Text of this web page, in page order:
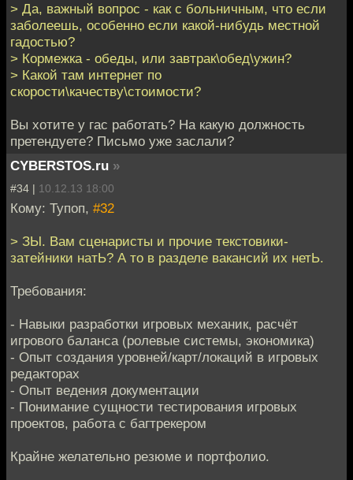
> Да, важный вопрос - как с больничным, что если
заболеешь, особенно если какой-нибудь местной
гадостью?
> Кормежка - обеды, или завтрак\обед\ужин?
> Какой там интернет по
скорости\качеству\стоимости?
Вы хотите у гас работать? На какую должность
претендуете? Письмо уже заслали?
CYBERSTOS.ru »
#34 | 10.12.13 18:00
Кому: Тупоп, #32
> ЗЫ. Вам сценаристы и прочие текстовики-
затейники натЬ? А то в разделе вакансий их нетЬ.
Требования:
- Навыки разработки игровых механик, расчёт
игрового баланса (ролевые системы, экономика)
- Опыт создания уровней/карт/локаций в игровых
редакторах
- Опыт ведения документации
- Понимание сущности тестирования игровых
проектов, работа с багтрекером
Крайне желательно резюме и портфолио.